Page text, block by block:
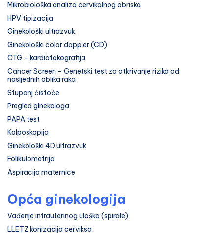
Mikrobiološka analiza cervikalnog obriska
HPV tipizacija
Ginekološki ultrazvuk
Ginekološki color doppler (CD)
CTG – kardiotokografija
Cancer Screen – Genetski test za otkrivanje rizika od
nasljednih oblika raka
Stupanj čistoće
Pregled ginekologa
PAPA test
Kolposkopija
Ginekološki 4D ultrazvuk
Folikulometrija
Aspiracija maternice
Opća ginekologija
Vađenje intrauterinog uloška (spirale)
LLETZ konizacija cerviksa